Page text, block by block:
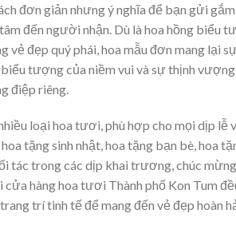
đơn giản nhưng ý nghĩa để bạn gửi
đến người nhận. Dù là hoa hồng biểu
vẻ đẹp quý phái, hoa mẫu đơn mang lại
tượng của niềm vui và sự thịnh
điệp riêng.
loại hoa tươi, phù hợp cho mọi dịp lễ
tặng sinh nhật, hoa tặng bạn bè, hoa
tác trong các dịp khai trương, chúc
cửa hàng hoa tươi Thành phố Kon Tum
trí tinh tế để mang đến vẻ đẹp hoàn